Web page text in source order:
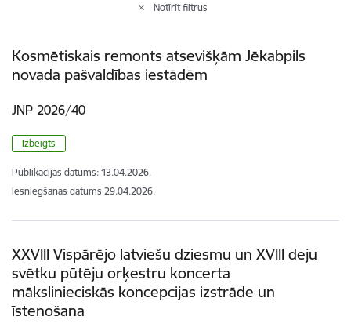
Notīrīt filtrus
Kosmētiskais remonts atsevišķām Jēkabpils
novada pašvaldības iestādēm
JNP 2026/40
Izbeigts
Publikācijas datums: 13.04.2026.
Iesniegšanas datums 29.04.2026.
XXVIII Vispārējo latviešu dziesmu un XVIII deju
svētku pūtēju orķestru koncerta
mākslinieciskās koncepcijas izstrāde un
īstenošana